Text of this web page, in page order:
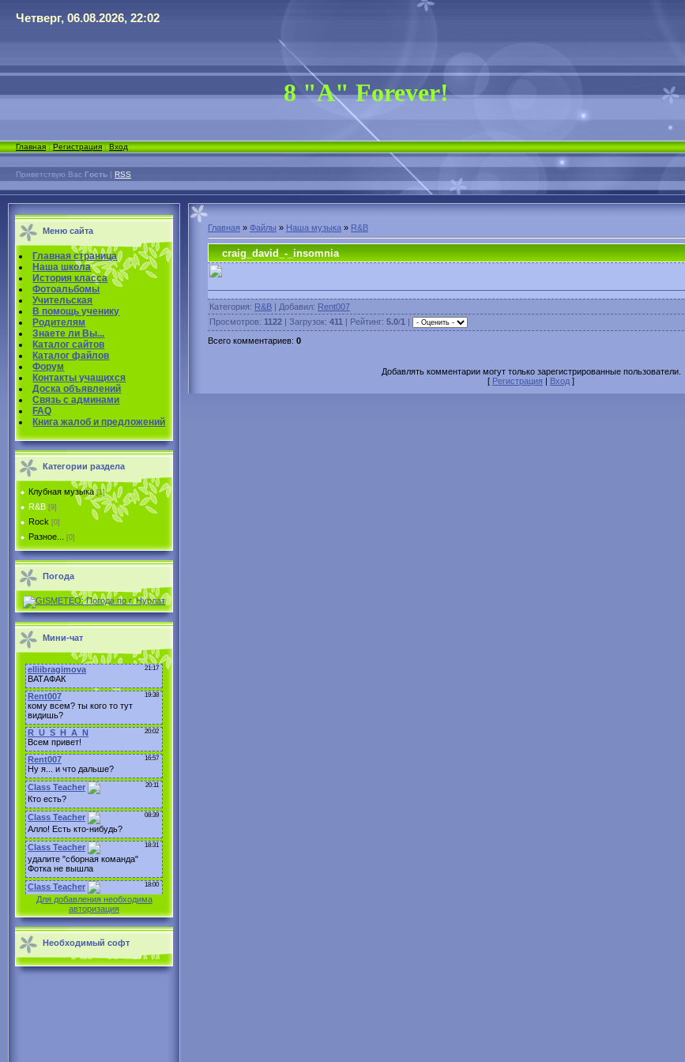
Четверг, 06.08.2026, 22:02
8 "А" Forever!
Главная|Регистрация|Вход
Приветствую Вас Гость | RSS
Меню сайта
Главная страница
Наша школа
История класса
Фотоальбомы
Учительская
В помощь ученику
Родителям
Знаете ли Вы...
Каталог сайтов
Каталог файлов
Форум
Контакты учащихся
Доска объявлений
Связь с админами
FAQ
Книга жалоб и предложений
Категории раздела
Клубная музыка [1]
R&B [9]
Rock [0]
Разное... [0]
Погода
Мини-чат
Для добавления необходима
авторизация
Необходимый софт
Главная » Файлы » Наша музыка » R&B
craig_david_-_insomnia
Категория: R&B | Добавил: Rent007
Просмотров: 1122 | Загрузок: 411 | Рейтинг: 5.0/1 |
Всего комментариев: 0
Добавлять комментарии могут только зарегистрированные пользователи.
[ Регистрация | Вход ]